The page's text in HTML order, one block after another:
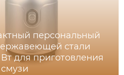
персональный
стали
для приготовления
смузи